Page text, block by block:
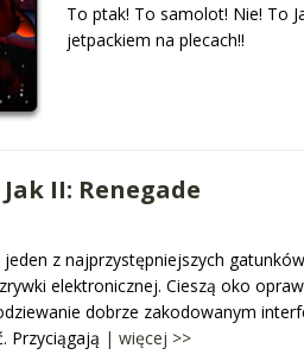
To ptak! To samolot! Nie! To
jetpackiem na plecach!!
II: Renegade
z najprzystępniejszych
elektronicznej. Cieszą oko
dobrze zakodowanym
Przyciągają | więcej >>